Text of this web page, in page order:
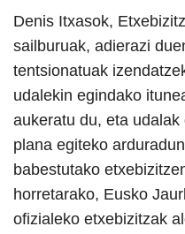
Denis Itxasok,
sailburuak, adierazi
tentsionatuak
udalekin egindako
aukeratu du, eta
plana egiteko
babestutako
horretarako, Eusko
ofizialeko etxebizitzak